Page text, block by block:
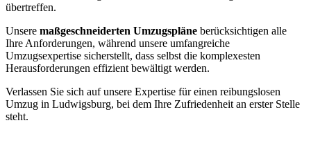
übertreffen.
Unsere maßgeschneiderten Umzugspläne berücksichtigen alle
Ihre Anforderungen, während unsere umfangreiche
Umzugsexpertise sicherstellt, dass selbst die komplexesten
Herausforderungen effizient bewältigt werden.
Verlassen Sie sich auf unsere Expertise für einen reibungslosen
Umzug in Ludwigsburg, bei dem Ihre Zufriedenheit an erster Stelle
steht.